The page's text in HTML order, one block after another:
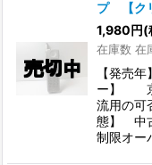
プ 【ク
1,980円(
在庫数 在
【発売
ー】 京
流用の
態】 中
制限オー